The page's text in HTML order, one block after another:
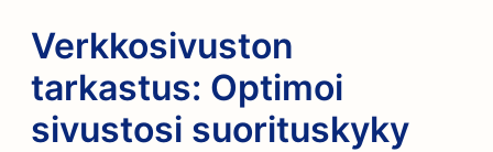
Verkkosivuston
tarkastus: Optimoi
sivustosi suorituskyky